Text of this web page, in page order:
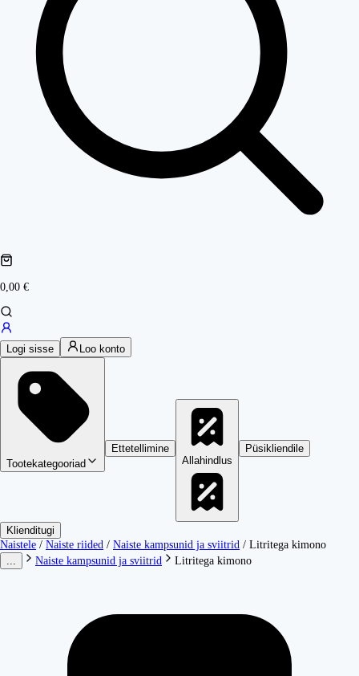
0,00 €
Logi sisse Loo konto
Tootekategooriad
Ettetellimine
Allahindlus
Püsikliendile
Klienditugi
Naistele / Naiste riided / Naiste kampsunid ja sviitrid / Litritega kimono
Naiste kampsunid ja sviitrid Litritega kimono